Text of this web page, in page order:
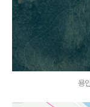
용